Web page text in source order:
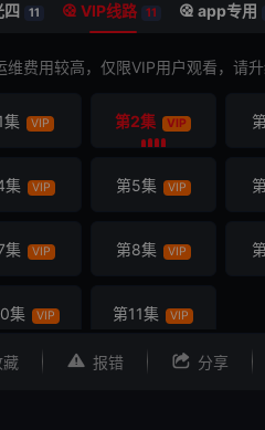
藏  报错  分享
四 11  VIP线路 11  app专用
维费用较高，仅限VIP用户观看，请升
集 VIP 第2集 VIP
集 VIP 第5集 VIP
集 VIP 第8集 VIP
集 VIP 第11集 VIP